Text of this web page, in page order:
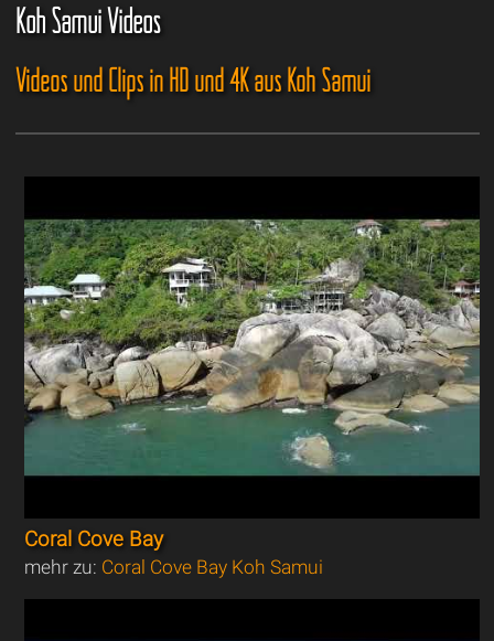
Koh Samui Videos
Videos und Clips in HD und 4K aus Koh Samui
Coral Cove Bay
mehr zu: Coral Cove Bay Koh Samui